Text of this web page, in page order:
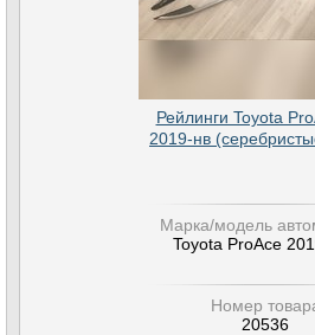
Рейлинги Toyota
2019-нв
Марка/модель
Toyota ProAce
Номер
20536